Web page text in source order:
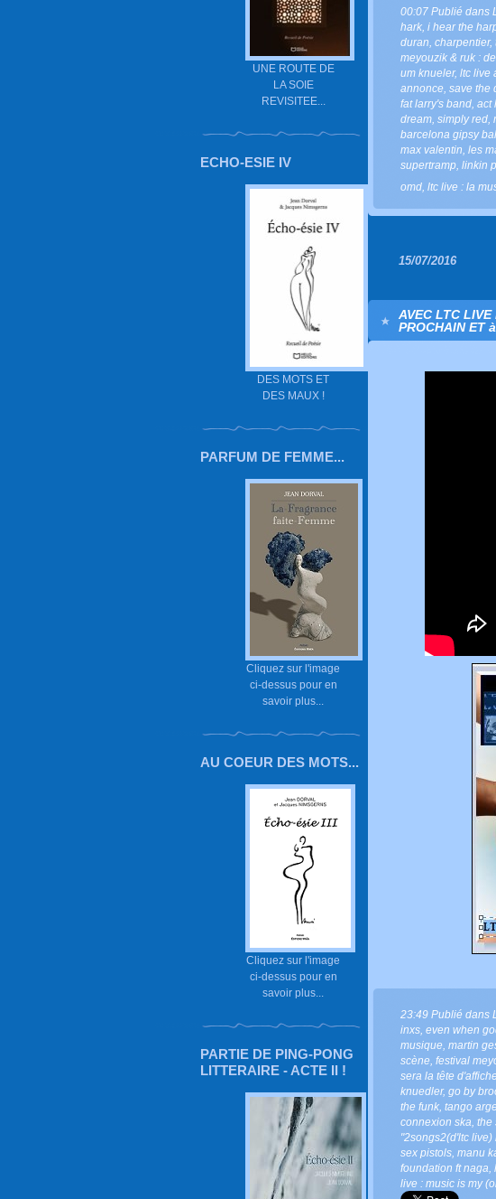
UNE ROUTE DE
LA SOIE
REVISITEE...
ECHO-ESIE IV
DES MOTS ET
DES MAUX !
PARFUM DE FEMME...
Cliquez sur l'image
ci-dessus pour en
savoir plus...
AU COEUR DES MOTS...
Cliquez sur l'image
ci-dessus pour en
savoir plus...
PARTIE DE PING-PONG
LITTERAIRE - ACTE II !
00:07 Publié dans
hark i hear the
duran charpentier,
meyouzik & ruk :
um knueler, ltc live
annonce save the
fat larry's band act
dream simply red
barcelona gipsy
max valentin les
supertramp linkin
omd ltc live : la
15/07/2016
AVEC LTC
PROCHAIN ET
23:49 Publié dans
inxs even when
musique martin
scène festival
sera la tête
knuedler, go by
the funk tango
connexion ska the
"2songs2(d'ltc live)
sex pistols manu
foundation ft naga
live : music is my